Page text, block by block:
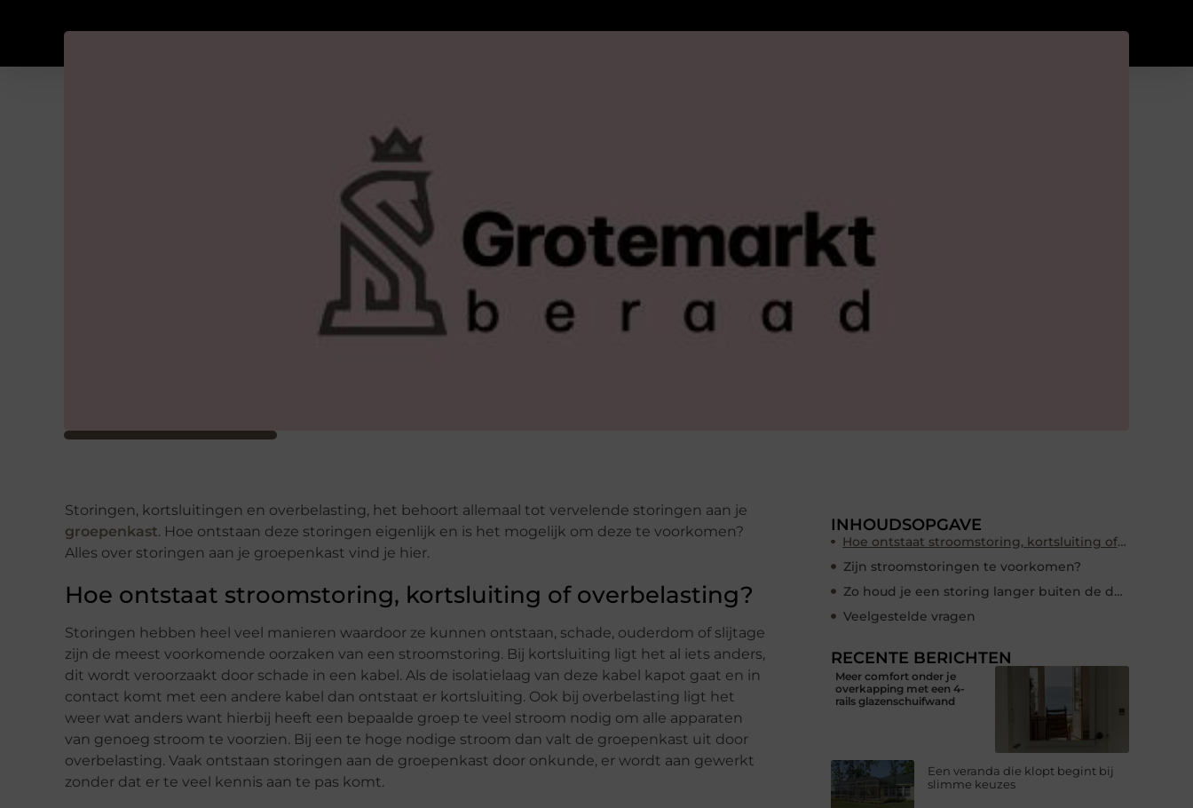
Storingen, kortsluitingen en overbelasting, het behoort allemaal tot vervelende storingen aan je
groepenkast. Hoe ontstaan deze storingen eigenlijk en is het mogelijk om deze te voorkomen?
Alles over storingen aan je groepenkast vind je hier.
Hoe ontstaat stroomstoring, kortsluiting of overbelasting?
Storingen hebben heel veel manieren waardoor ze kunnen ontstaan, schade, ouderdom of slijtage
zijn de meest voorkomende oorzaken van een stroomstoring. Bij kortsluiting ligt het al iets anders,
dit wordt veroorzaakt door schade in een kabel. Als de isolatielaag van deze kabel kapot gaat en in
contact komt met een andere kabel dan ontstaat er kortsluiting. Ook bij overbelasting ligt het
weer wat anders want hierbij heeft een bepaalde groep te veel stroom nodig om alle apparaten
van genoeg stroom te voorzien. Bij een te hoge nodige stroom dan valt de groepenkast uit door
overbelasting. Vaak ontstaan storingen aan de groepenkast door onkunde, er wordt aan gewerkt
zonder dat er te veel kennis aan te pas komt.
INHOUDSOPGAVE
Hoe ontstaat stroomstoring, kortsluiting of overbelasting?
Zijn stroomstoringen te voorkomen?
Zo houd je een storing langer buiten de deur
Veelgestelde vragen
RECENTE BERICHTEN
Meer comfort onder je
overkapping met een 4-
rails glazenschuifwand
Een veranda die klopt begint bij
slimme keuzes